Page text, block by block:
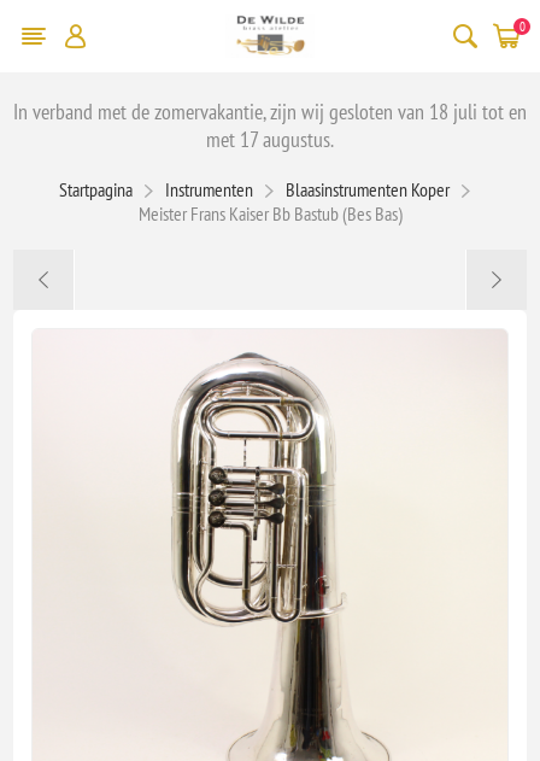
0
In verband met de zomervakantie, zijn wij gesloten van 18 juli tot en
met 17 augustus.
Startpagina Instrumenten
Blaasinstrumenten Koper
Meister Frans Kaiser Bb Bastub (Bes Bas)